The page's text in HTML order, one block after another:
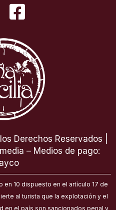
F
c
e
b
o
o
k
-
s
q
Derechos Reservados |
– Medios de pago:
en 10 dispuesto en el artículo 17 de
al turista que la explotación y el
en el país son sancionados penal y